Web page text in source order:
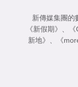
新傳媒集團的
《新假期》 、
新地》 、 《